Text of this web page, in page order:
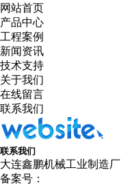
网站首页
产品中心
工程案例
新闻资讯
技术支持
关于我们
在线留言
联系我们
联系我们
大连鑫鹏机械工业制造厂
备案号：